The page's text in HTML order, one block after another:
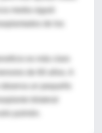
media siguió
de los
es más claro
un pequeño
bilateral